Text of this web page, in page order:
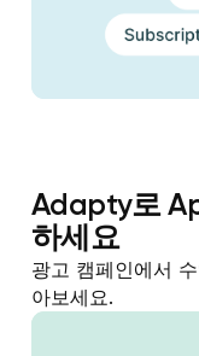
Adapty로
하세요
광고 캠페인에서
아보세요.